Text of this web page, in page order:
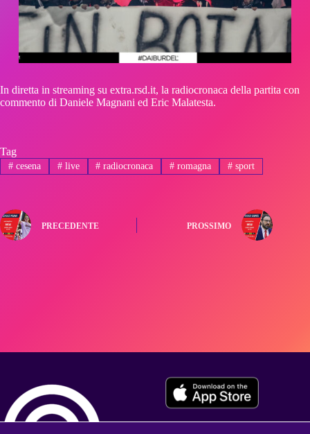
In diretta in streaming su extra.rsd.it, la radiocronaca della partita con
commento di Daniele Magnani ed Eric Malatesta.
Tag
#cesena #live # radiocronaca # romagna # sport
PRECEDENTE PROSSIMO